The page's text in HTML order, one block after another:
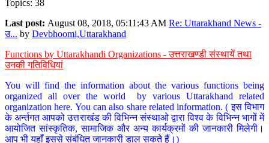
Topics: 38
Last post: August 08, 2018, 05:11:43 AM Re: Uttarakhand News -
उ... by Devbhoomi,Uttarakhand
Functions by Uttarakhandi Organizations - उत्तराखण्डी संस्थायें तथा
उनकी गतिविधियां
You will find the information about the various functions being
organized all over the world by various Uttarakhand related
organization here. You can also share related information. ( इस विभाग
के अर्न्तगत आपको उत्तराखंड की विभिन्न संस्थाओ द्वारा विश्व के विभिन्न भागों में
आयोजित सांस्कृतिक, सामाजिक और अन्य कार्यक्रमों की जानकारी मिलेगी।
आप भी यहाँ इससे संबंधित जानकारी डाल सकते हैं।)